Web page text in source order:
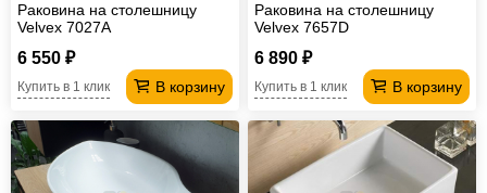
Раковина на столешницу
Velvex 7027A
6 550 ₽
В корзину
Купить в 1 клик
Раковина на столешницу
Velvex 7657D
6 890 ₽
В корзину
Купить в 1 клик